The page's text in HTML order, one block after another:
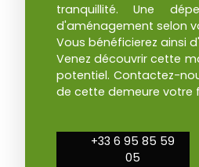
tranquillité. Une
d'aménagement selon
Vous bénéficierez ainsi
Venez découvrir cette
potentiel. Contactez-
de cette demeure votre
+33 6 95 85 59
05